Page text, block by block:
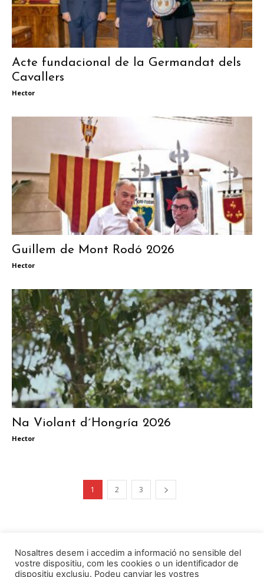
Acte fundacional de la Germandat dels
Cavallers
Hector
Guillem de Mont Rodó 2026
Hector
Na Violant d´Hongría 2026
Hector
1 2 3
Nosaltres desem i accedim a informació no sensible del
vostre dispositiu, com les cookies o un identificador de
dispositiu exclusiu. Podeu canviar les vostres